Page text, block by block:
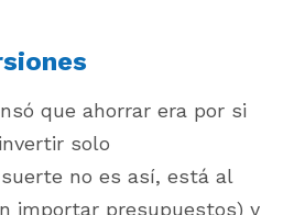
que ahorrar era por si
solo
no es así, está al
importar presupuestos) y